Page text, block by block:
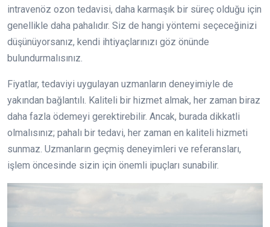
intravenöz ozon tedavisi, daha karmaşık bir süreç olduğu için
genellikle daha pahalıdır. Siz de hangi yöntemi seçeceğinizi
düşünüyorsanız, kendi ihtiyaçlarınızı göz önünde
bulundurmalısınız.
Fiyatlar, tedaviyi uygulayan uzmanların deneyimiyle de
yakından bağlantılı. Kaliteli bir hizmet almak, her zaman biraz
daha fazla ödemeyi gerektirebilir. Ancak, burada dikkatli
olmalısınız; pahalı bir tedavi, her zaman en kaliteli hizmeti
sunmaz. Uzmanların geçmiş deneyimleri ve referansları,
işlem öncesinde sizin için önemli ipuçları sunabilir.